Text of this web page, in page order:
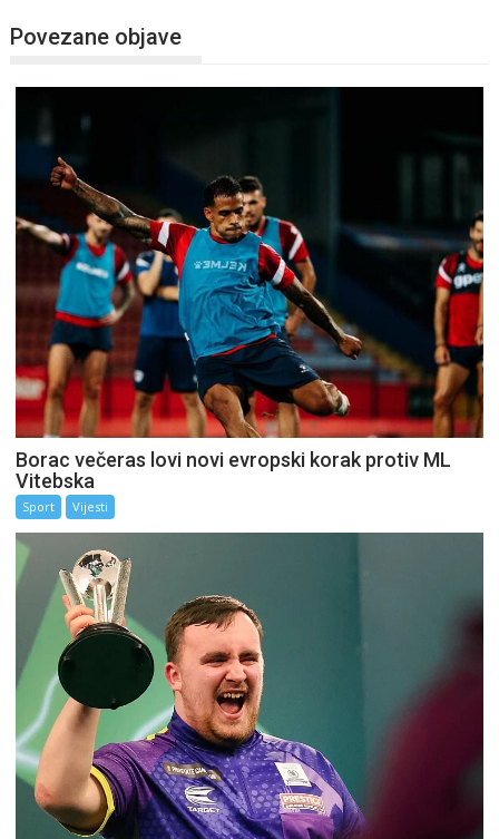
Povezane objave
Borac večeras lovi novi evropski korak protiv ML
Vitebska
Sport Vijesti